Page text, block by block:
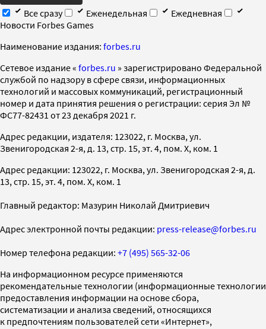
Все сразу
Еженедельная
Ежедневная
Новости Forbes Games
Наименование издания: forbes.ru
Cетевое издание « forbes.ru » зарегистрировано Федеральной
службой по надзору в сфере связи, информационных
технологий и массовых коммуникаций, регистрационный
номер и дата принятия решения о регистрации: серия Эл №
ФС77-82431 от 23 декабря 2021 г.
Адрес редакции, издателя: 123022, г. Москва, ул.
Звенигородская 2-я, д. 13, стр. 15, эт. 4, пом. X, ком. 1
Адрес редакции: 123022, г. Москва, ул. Звенигородская 2-я, д.
13, стр. 15, эт. 4, пом. X, ком. 1
Главный редактор: Мазурин Николай Дмитриевич
Адрес электронной почты редакции: press-release@forbes.ru
Номер телефона редакции: +7 (495) 565-32-06
На информационном ресурсе применяются
рекомендательные технологии (информационные технологии
предоставления информации на основе сбора,
систематизации и анализа сведений, относящихся
к предпочтениям пользователей сети «Интернет»,